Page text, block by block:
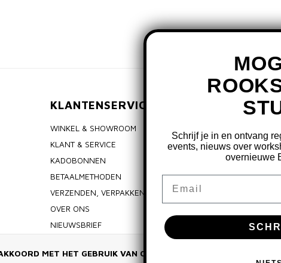
KLANTENSERVICE
WINKEL & SHOWROOM
KLANT & SERVICE
KADOBONNEN
BETAALMETHODEN
VERZENDEN, VERPAKKEN & RETOURNEREN
OVER ONS
NIEUWSBRIEF
PRIVACY POLICY
MET HET GEBRUIK VAN COOKIES OM ONZE WEBSITE TE
Schrijf je in en ontvang
events, nieuws over
overnieuwe